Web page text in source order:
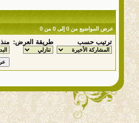
عرض المواضيع من 0 إلى 0 من 0
ترتيب حسب طريقة العرض: منذ